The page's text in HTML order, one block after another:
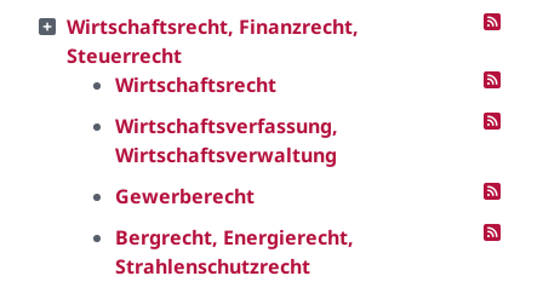
Wirtschaftsrecht, Finanzrecht,
Steuerrecht
Wirtschaftsrecht
Wirtschaftsverfassung,
Wirtschaftsverwaltung
Gewerberecht
Bergrecht, Energierecht,
Strahlenschutzrecht